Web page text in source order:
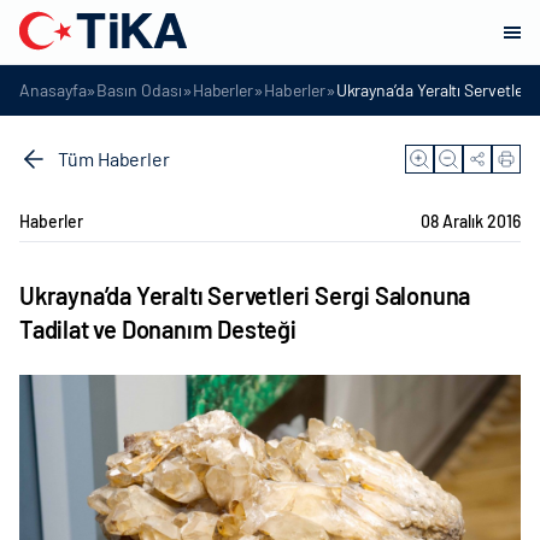
Anasayfa»Basın Odası»Haberler»Haberler»Ukrayna’da Yeraltı
Tüm Haberler
Haberler 08 Aralık 2016
Ukrayna’da Yeraltı Servetleri Sergi Salonuna
Tadilat ve Donanım Desteği